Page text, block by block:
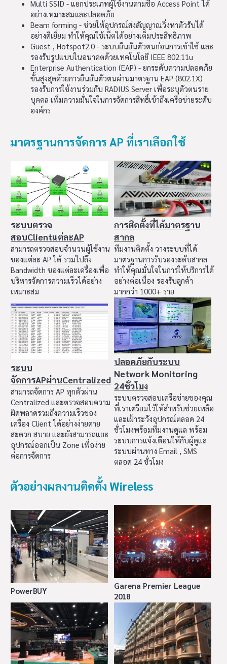
Multi SSID - แยกประเภทผู้ใช้งานตามชื่อ Access Point ได้
อย่างเหมาะสมและปลอดภัย
Beam forming - ช่วยให้อุปกรณ์ส่งสัญญาณวิ่งหาตัวรับได้
อย่างดีเยี่ยม ทำให้คุณใช้เน็ตได้อย่างเต็มประสิทธิภาพ
Guest , Hotspot2.0 - ระบบยืนยันตัวตนก่อนการเข้าใช้ และ
รองรับรูปแบบในอนาคตด้วยเทคโนโลยี IEEE 802.11u
Enterprise Authentication (EAP) - ยกระดับความปลอดภัย
ขั้นสูงสุดด้วยการยืนยันตัวตนผ่านมาตรฐาน EAP (802.1X)
รองรับการใช้งานร่วมกับ RADIUS Server เพื่อระบุตัวตนราย
บุคคล เพิ่มความมั่นใจในการจัดการสิทธิ์เข้าถึงเครือข่ายระดับ
องค์กร
มาตรฐานการจัดการ AP ที่เราเลือกใช้
ระบบตรวจ
สอบClientแต่ละAP
สามารถตรวจสอบจำนวนผู้ใช้งาน
ของแต่ละ AP ได้ รวมไปถึง
Bandwidth ของแต่ละเครื่องเพื่อ
บริหารจัดการความเร็วได้อย่าง
เหมาะสม
การติดตั้งที่ได้มาตรฐาน
สากล
ทีมงานติดตั้ง วางระบบที่ได้
มาตรฐานการรับรองระดับสากล
ทำให้คุณมั่นใจในการให้บริการได้
อย่างต่อเนื่อง รองรับลูกค้า
มากกว่า 1000+ ราย
ระบบ
จัดการAPผ่านCentralized
สามารถจัดการ AP ทุกตัวผ่าน
Centralized และตรวจสอบความ
ผิดพลาดรวมถึงความเร็วของ
เครื่อง Client ได้อย่างง่ายดาย
สะดวก สบาย และยังสามารถแยะ
อุปกรณ์ออกเป็น Zone เพื่อง่าย
ต่อการจัดการ
ปลอดภัยกับระบบ
Network Monitoring
24ชั่วโมง
ระบบตรวจสอบเครือข่ายของคุณ
ที่เราเตรียมไว้ให้สำหรับช่วยเหลือ
และเฝ้าระวังอุปกรณ์ตลอด 24
ชั่วโมงพร้อมทีมงานดูแล พร้อม
ระบบการแจ้งเตือนให้กับผู้ดูแล
ระบบผ่านทาง Email , SMS
ตลอด 24 ชั่วโมง
ตัวอย่างผลงานติดตั้ง Wireless
PowerBUY
Garena Premier League
2018